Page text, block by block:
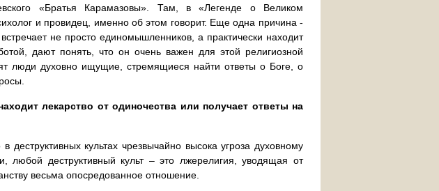
«Братья Карамазовы». Там, в «Легенде о Великом
и провидец, именно об этом говорит. Еще одна причина -
не просто единомышленников, а практически находит
дают понять, что он очень важен для этой религиозной
люди духовно ищущие, стремящиеся найти ответы о Боге, о
лекарство от одиночества или получает ответы на
культах чрезвычайно высока угроза духовному
любой деструктивный культ – это лжерелигия, уводящая от
весьма опосредованное отношение.